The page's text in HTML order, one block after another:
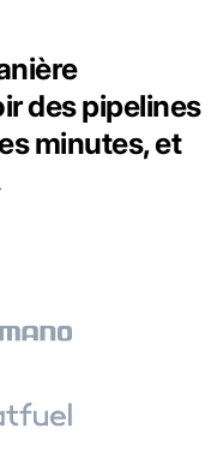
des pipelines
minutes, et